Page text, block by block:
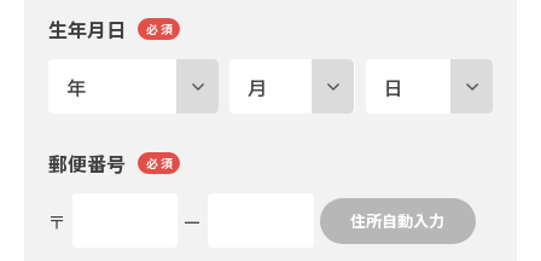
生年月日 必 須
郵便番号 必 須
〒 ー 住所自動入力